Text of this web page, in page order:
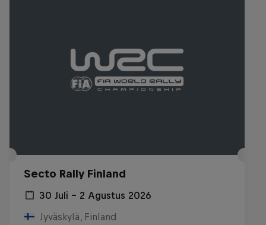
Secto Rally Finland
30 Juli – 2 Agustus 2026
Jyväskylä, Finland